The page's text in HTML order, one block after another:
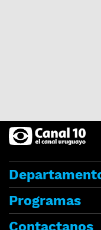
Programas